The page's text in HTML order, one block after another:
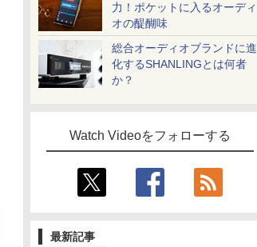
力！ポケットに入るオーディ
オの醍醐味
総合オーディオブランドに進
化するSHANLINGとは何者
か？
Watch Videoをフォローする
最新記事